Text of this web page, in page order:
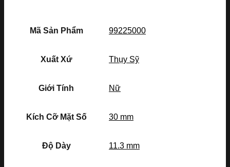
Mã Sản Phẩm 99225000
Xuất Xứ Thụy Sỹ
Giới Tính Nữ
Kích Cỡ Mặt Số 30 mm
Độ Dày 11.3 mm